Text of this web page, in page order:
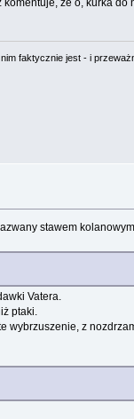
że o, kurka do
faktycznie jest - i
stawem
Vatera.
ptaki.
wybrzuszenie, z